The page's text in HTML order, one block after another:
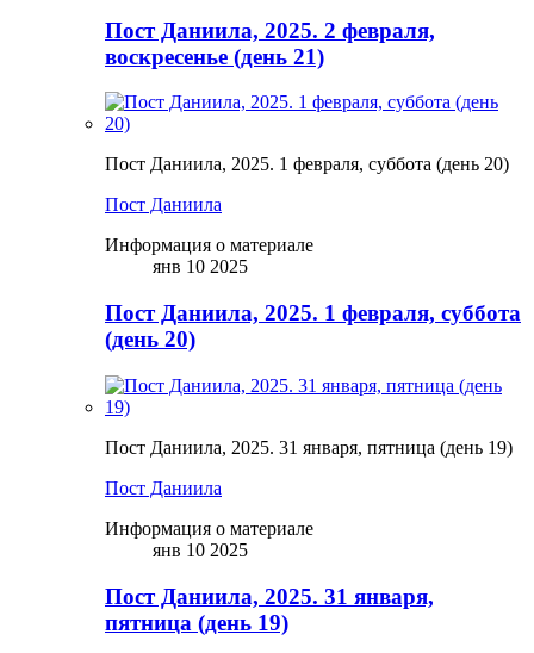
Пост Даниила, 2025. 2 февраля,
воскресенье (день 21)
Пост Даниила, 2025. 1 февраля, суббота (день 20)
Пост Даниила
Информация о материале
янв 10 2025
Пост Даниила, 2025. 1 февраля, суббота
(день 20)
Пост Даниила, 2025. 31 января, пятница (день 19)
Пост Даниила
Информация о материале
янв 10 2025
Пост Даниила, 2025. 31 января,
пятница (день 19)